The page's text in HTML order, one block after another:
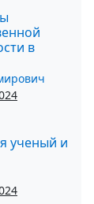
в
ученый и